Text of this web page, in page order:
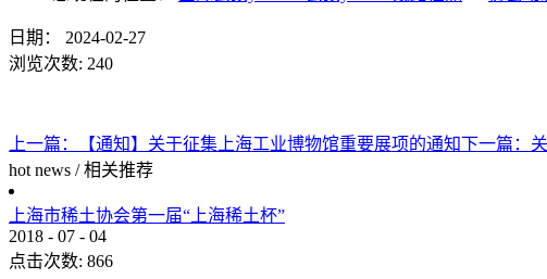
日期：
2024-02-27
浏览次数: 240
上一篇： 【通知】关于征集上海工业博物馆重要展项的通知下一篇：
hot news / 相关推荐
上海市稀土协会第一届“上海稀土杯”
2018 - 07 - 04
点击次数: 866